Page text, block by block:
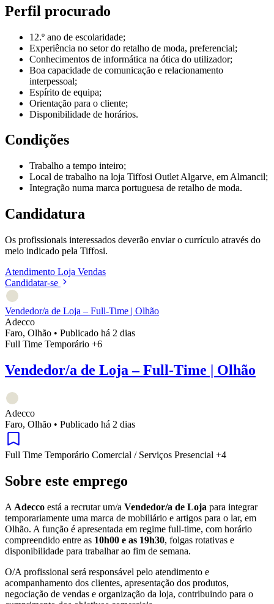
Perfil procurado
12.º ano de escolaridade;
Experiência no setor do retalho de moda, preferencial;
Conhecimentos de informática na ótica do utilizador;
Boa capacidade de comunicação e relacionamento
interpessoal;
Espírito de equipa;
Orientação para o cliente;
Disponibilidade de horários.
Condições
Trabalho a tempo inteiro;
Local de trabalho na loja Tiffosi Outlet Algarve, em Almancil;
Integração numa marca portuguesa de retalho de moda.
Candidatura
Os profissionais interessados deverão enviar o currículo através do
meio indicado pela Tiffosi.
Atendimento Loja Vendas
Candidatar-se
Vendedor/a de Loja – Full-Time | Olhão
Adecco
Faro, Olhão • Publicado há 2 dias
Full Time Temporário +6
Vendedor/a de Loja – Full-Time | Olhão
Adecco
Faro, Olhão • Publicado há 2 dias
Full Time Temporário Comercial / Serviços Presencial +4
Sobre este emprego
A Adecco está a recrutar um/a Vendedor/a de Loja para integrar
temporariamente uma marca de mobiliário e artigos para o lar, em
Olhão. A função é apresentada em regime full-time, com horário
compreendido entre as 10h00 e as 19h30, folgas rotativas e
disponibilidade para trabalhar ao fim de semana.
O/A profissional será responsável pelo atendimento e
acompanhamento dos clientes, apresentação dos produtos,
negociação de vendas e organização da loja, contribuindo para o